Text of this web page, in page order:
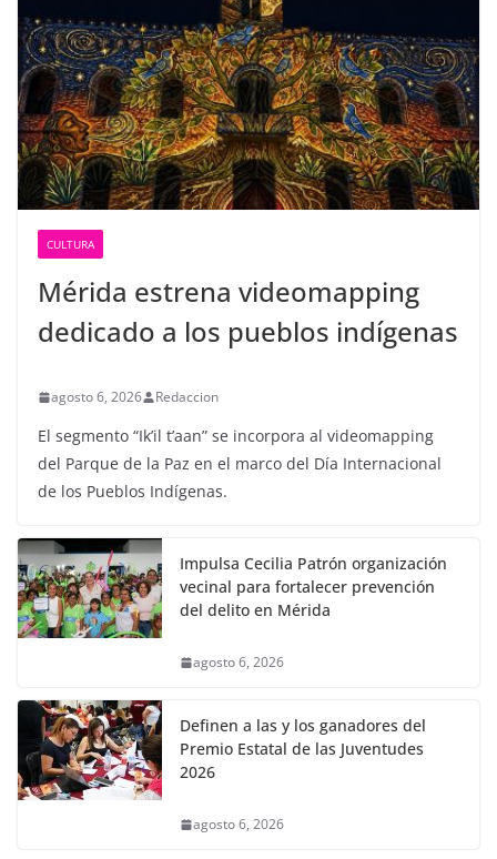
CULTURA
Mérida estrena videomapping
dedicado a los pueblos indígenas
agosto 6, 2026 Redaccion
El segmento “Ik’il t’aan” se incorpora al videomapping
del Parque de la Paz en el marco del Día Internacional
de los Pueblos Indígenas.
Impulsa Cecilia Patrón organización
vecinal para fortalecer prevención
del delito en Mérida
agosto 6, 2026
Definen a las y los ganadores del
Premio Estatal de las Juventudes
2026
agosto 6, 2026